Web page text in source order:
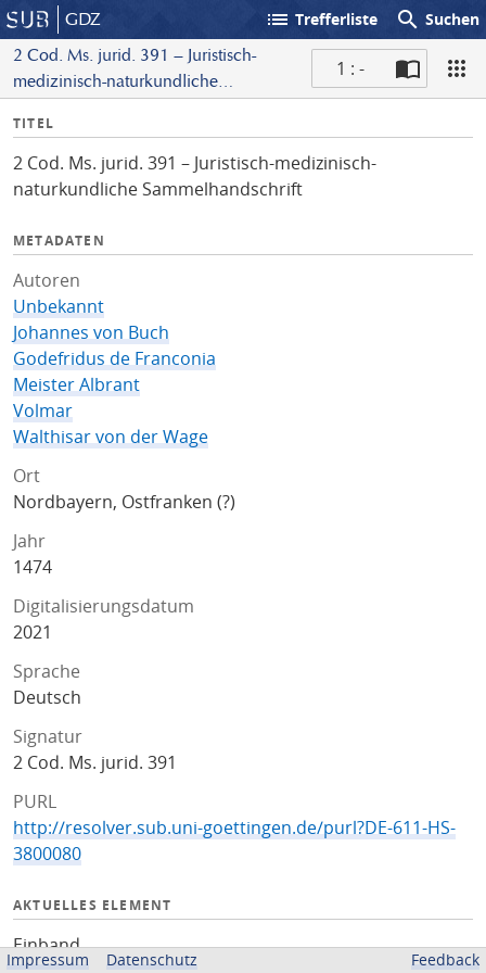
GDZ list Trefferliste search Suchen
2 Cod. Ms. jurid. 391 – Juristisch-
medizinisch-naturkundliche
1 : -
I
f
o
TITEL
2 Cod. Ms. jurid. 391 – Juristisch-medizinisch-
naturkundliche Sammelhandschrift
METADATEN
Autoren
Unbekannt
Johannes von Buch
Godefridus de Franconia
Meister Albrant
Volmar
Walthisar von der Wage
Ort
Nordbayern, Ostfranken (?)
Jahr
1474
Digitalisierungsdatum
2021
Sprache
Deutsch
Signatur
2 Cod. Ms. jurid. 391
PURL
http://resolver.sub.uni-goettingen.de/purl?DE-611-HS-
3800080
AKTUELLES ELEMENT
Einband
Impressum Datenschutz Feedback